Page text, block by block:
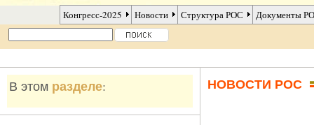
Конгресс-2025 Новости Структура РОС Документы
В этом разделе: НОВОСТИ РОС